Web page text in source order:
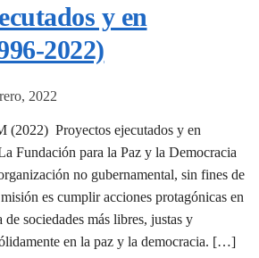
y en
2022)
2022
(2022) Proyectos ejecutados y en
Fundación para la Paz y la Democracia
no gubernamental, sin fines de
es cumplir acciones protagónicas en
sociedades más libres, justas y
en la paz y la democracia. […]